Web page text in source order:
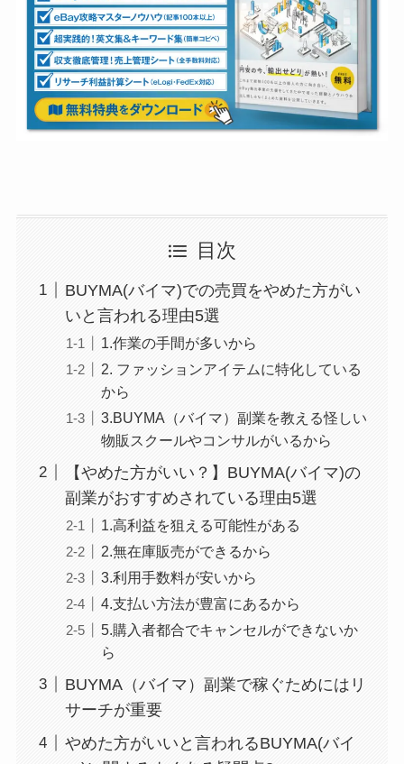
目次
BUYMA(バイマ)での売買をやめた方がい
いと言われる理由5選
1.作業の手間が多いから
2. ファッションアイテムに特化している
から
3.BUYMA（バイマ）副業を教える怪しい
物販スクールやコンサルがいるから
【やめた方がいい？】BUYMA(バイマ)の
副業がおすすめされている理由5選
1.高利益を狙える可能性がある
2.無在庫販売ができるから
3.利用手数料が安いから
4.支払い方法が豊富にあるから
5.購入者都合でキャンセルができないか
ら
BUYMA（バイマ）副業で稼ぐためにはリ
サーチが重要
やめた方がいいと言われるBUYMA(バイ